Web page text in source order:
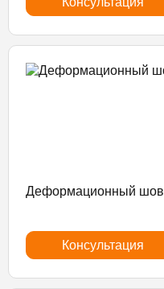
Деформационный шов
Консультация